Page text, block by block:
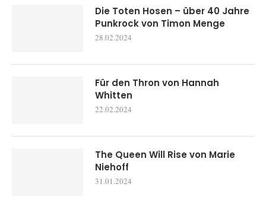
Die Toten Hosen – über 40 Jahre
Punkrock von Timon Menge
28.02.2024
Für den Thron von Hannah
Whitten
22.02.2024
The Queen Will Rise von Marie
Niehoff
31.01.2024